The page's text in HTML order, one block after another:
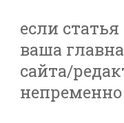
если
ваша
сайта/
непременно